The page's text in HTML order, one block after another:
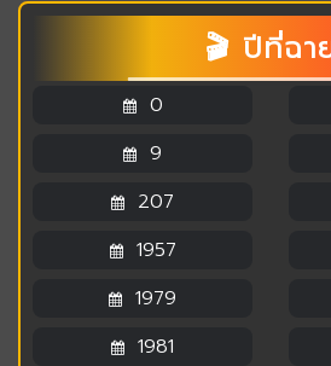
🎬 ปีที่ฉา
0
9
207
1957
1979
1981